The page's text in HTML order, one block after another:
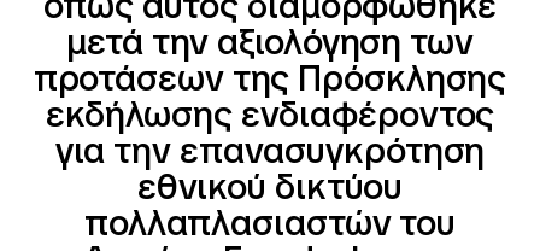
μετά την αξιολόγηση των
προτάσεων της Πρόσκλησης
εκδήλωσης ενδιαφέροντος
για την επανασυγκρότηση
εθνικού δικτύου
πολλαπλασιαστών του